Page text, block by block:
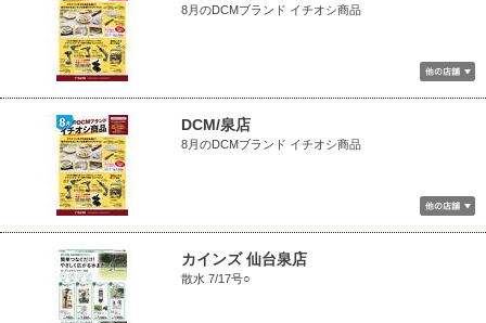
8月のDCMブランド イチオシ商品
DCM/泉店
8月のDCMブランド イチオシ商品
カインズ 仙台泉店
散水 7/17号○